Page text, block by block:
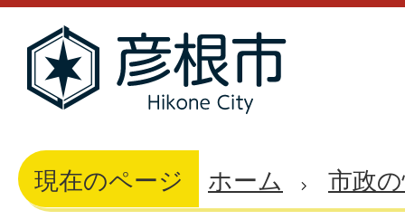
現在のページ ホーム 市政